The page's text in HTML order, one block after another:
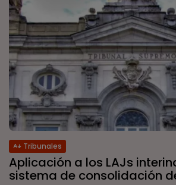
Tribunales
Aplicación a los LAJs
sistema de consolidación